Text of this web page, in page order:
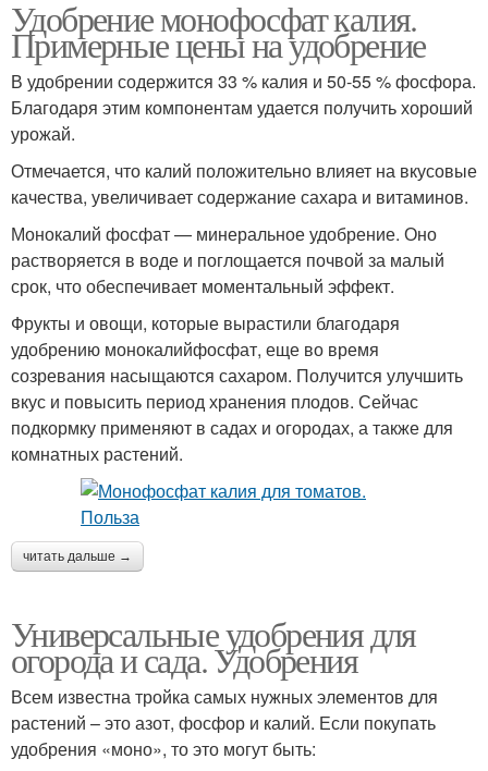
Удобрение монофосфат калия.
Примерные цены на удобрение
В удобрении содержится 33 % калия и 50-55 % фосфора.
Благодаря этим компонентам удается получить хороший
урожай.
Отмечается, что калий положительно влияет на вкусовые
качества, увеличивает содержание сахара и витаминов.
Монокалий фосфат — минеральное удобрение. Оно
растворяется в воде и поглощается почвой за малый
срок, что обеспечивает моментальный эффект.
Фрукты и овощи, которые вырастили благодаря
удобрению монокалийфосфат, еще во время
созревания насыщаются сахаром. Получится улучшить
вкус и повысить период хранения плодов. Сейчас
подкормку применяют в садах и огородах, а также для
комнатных растений.
читать дальше →
Универсальные удобрения для
огорода и сада. Удобрения
Всем известна тройка самых нужных элементов для
растений – это азот, фосфор и калий. Если покупать
удобрения «моно», то это могут быть: